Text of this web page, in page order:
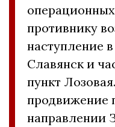
противнику
наступление
Славянск и
пункт
продвижение
направлении